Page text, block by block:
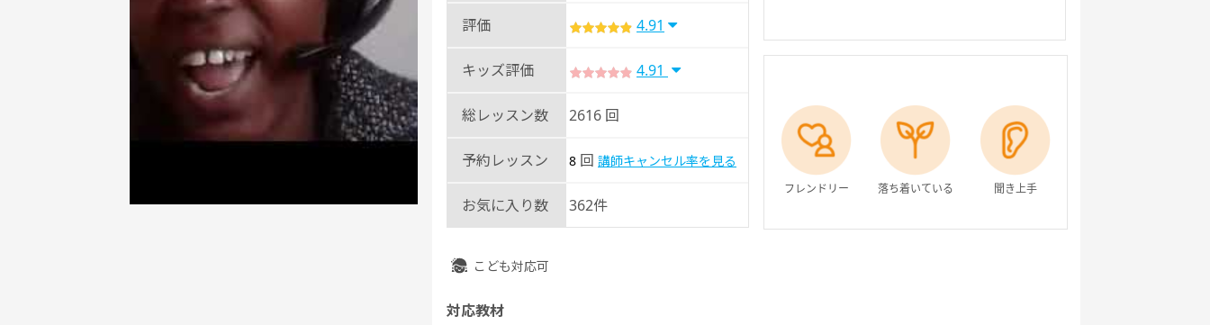
評価 4.91
キッズ評価 4.91
総レッスン数 2616 回
予約レッスン 8 回 講師キャンセル率を見る
お気に入り数 362件
フレンドリー 落ち着いている 聞き上手
こども対応可
対応教材